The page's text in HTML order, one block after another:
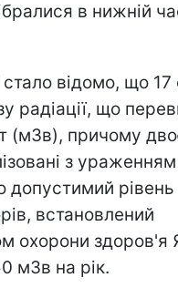
в нижній
відомо, що 17
радіації, що
(мЗв), причому
з
рівень
встановлений
охорони здоров'я
мЗв на рік.